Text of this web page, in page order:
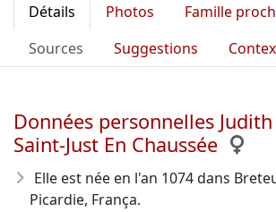
Détails Photos Famille
Sources
Suggestions
Données personnelles
Saint-Just En Chaussée
Elle est née en l'an 1074dans
Picardie, França.